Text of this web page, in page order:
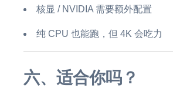
核显 / NVIDIA 需要额外配置
纯 CPU 也能跑，但 4K 会吃力
六、适合你吗？